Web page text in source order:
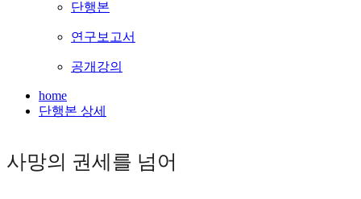
단행본
연구보고서
공개강의
home
단행본 상세
사망의 권세를 넘어